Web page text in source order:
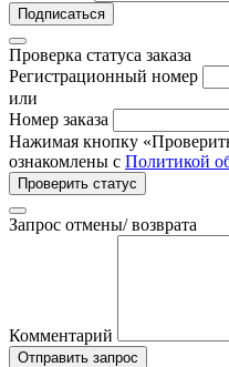
Подписаться
Проверка статуса заказа
Регистрационный номер
или
Номер заказа
Нажимая кнопку
ознакомлены с Политикой
Проверить статус
Запрос отмены/ возврата
Комментарий
Отправить запрос